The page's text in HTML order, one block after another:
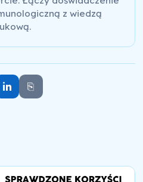
z wiedzą
in ⎘